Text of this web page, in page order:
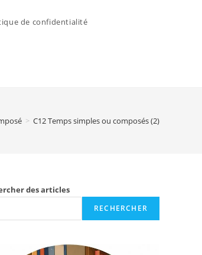
de confidentialité
> C12 Temps simples ou composés (2)
des articles
RECHERCHER